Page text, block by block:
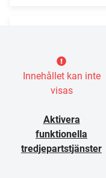
Innehållet kan inte
visas
Aktivera
funktionella
tredjepartstjänster